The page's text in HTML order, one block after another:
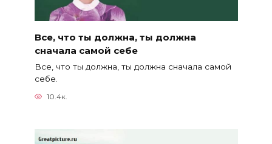
Все, что ты должна, ты должна
сначала самой себе
Все, что ты должна, ты должна сначала самой
себе.
10.4к.